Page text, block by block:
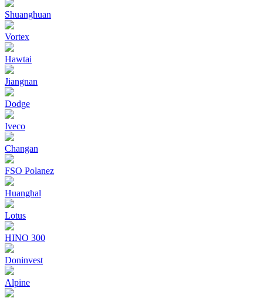
Shuanghuan
Vortex
Hawtai
Jiangnan
Dodge
Iveco
Changan
FSO Polanez
Huanghal
Lotus
HINO 300
Doninvest
Alpine